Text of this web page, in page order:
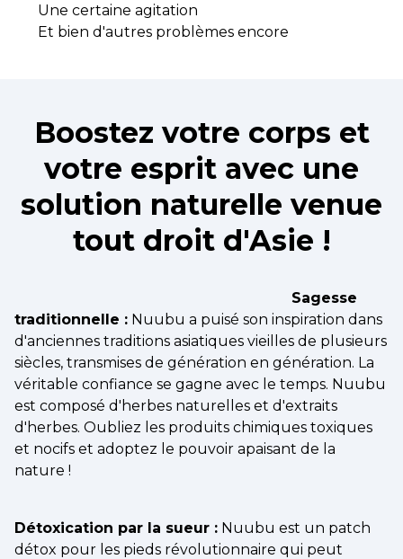
Une certaine agitation
Et bien d'autres problèmes encore
Boostez votre corps et
votre esprit avec une
solution naturelle venue
tout droit d'Asie !
Sagesse
traditionnelle : Nuubu a puisé son inspiration dans
d'anciennes traditions asiatiques vieilles de plusieurs
siècles, transmises de génération en génération. La
véritable confiance se gagne avec le temps. Nuubu
est composé d'herbes naturelles et d'extraits
d'herbes. Oubliez les produits chimiques toxiques
et nocifs et adoptez le pouvoir apaisant de la
nature !
Détoxication par la sueur : Nuubu est un patch
détox pour les pieds révolutionnaire qui peut